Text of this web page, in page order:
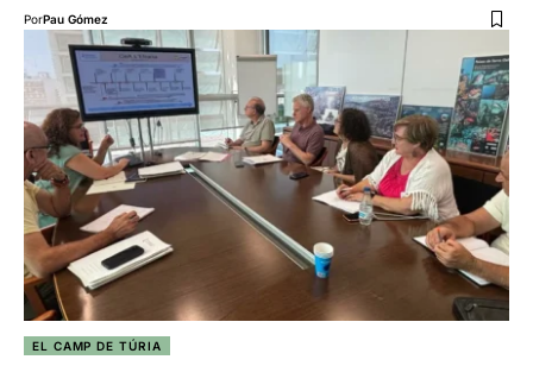
PorPau Gómez
EL CAMP DE TÚRIA